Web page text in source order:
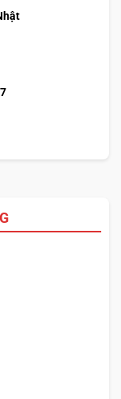
hợp này không
MẬT
chịu va đập,
Nhờ đó, người
điều kiện môi
chuyến công tác